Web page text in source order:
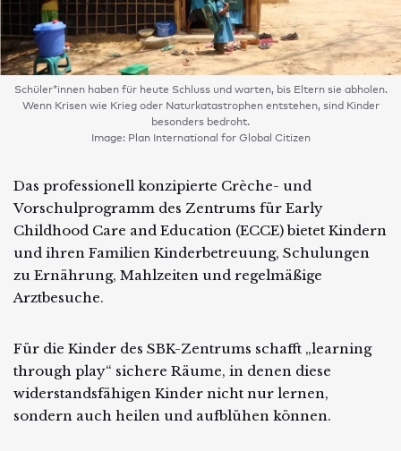
Schüler*innen haben für heute Schluss und warten, bis Eltern sie abholen.
Wenn Krisen wie Krieg oder Naturkatastrophen entstehen, sind Kinder
besonders bedroht.
Image: Plan International for Global Citizen
Das professionell konzipierte Crèche- und
Vorschulprogramm des Zentrums für Early
Childhood Care and Education (ECCE) bietet Kindern
und ihren Familien Kinderbetreuung, Schulungen
zu Ernährung, Mahlzeiten und regelmäßige
Arztbesuche.
Für die Kinder des SBK-Zentrums schafft „learning
through play“ sichere Räume, in denen diese
widerstandsfähigen Kinder nicht nur lernen,
sondern auch heilen und aufblühen können.